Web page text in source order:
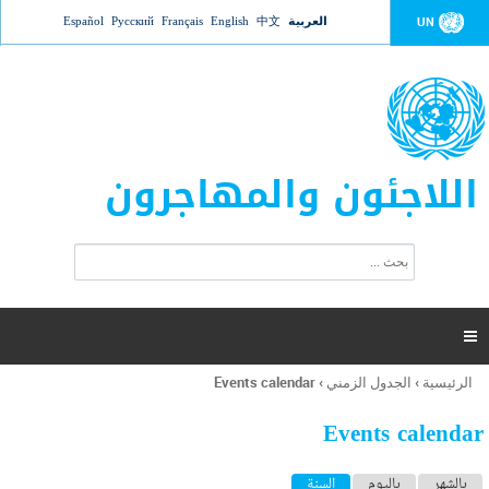
Jump to navigation UN العربية 中文
English
Français
Русский
Español
اللاجئون والمهاجرون
ت
ر
ل
ح
ب

أنت
هنا
الرئيسية › الجدول الزمني ›
Events calendar
Events calendar